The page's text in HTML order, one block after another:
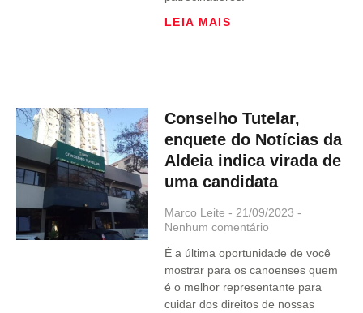
LEIA MAIS
Conselho Tutelar,
enquete do Notícias da
Aldeia indica virada de
uma candidata
Marco Leite
21/09/2023
Nenhum comentário
É a última oportunidade de você
mostrar para os canoenses quem
é o melhor representante para
cuidar dos direitos de nossas